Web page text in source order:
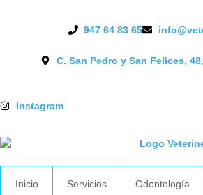
947 64 83 65
C. San Pedro y San Felices,
Instagram
Inicio Servicios Odontología